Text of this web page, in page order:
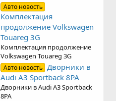
Авто новость
Комплектация
продолжение Volkswagen
Touareg 3G
Комплектация продолжение
Volkswagen Touareg 3G
Авто новость
Дворники в
Audi A3 Sportback 8PA
Дворники в Audi A3 Sportback
8PA